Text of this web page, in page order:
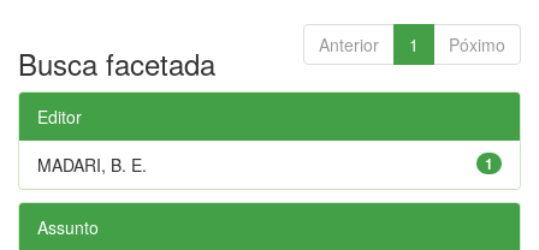
Anterior 1 Póximo
Busca facetada
Editor
1
MADARI, B. E.
Assunto